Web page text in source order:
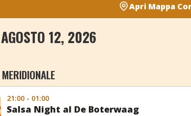
Apri Mappa
12, 2026
21:00 - 01:00
Salsa Night al De Boterwaag